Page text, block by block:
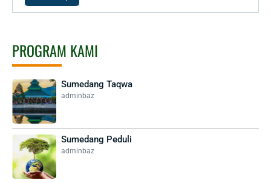
PROGRAM KAMI
Sumedang Taqwa
adminbaz
Sumedang Peduli
adminbaz